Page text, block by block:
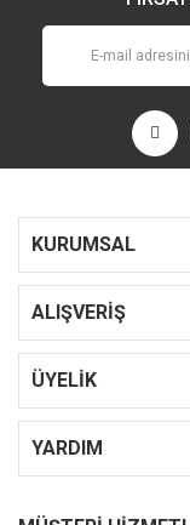
KURUMSAL
ALIŞVERİŞ
ÜYELİK
YARDIM